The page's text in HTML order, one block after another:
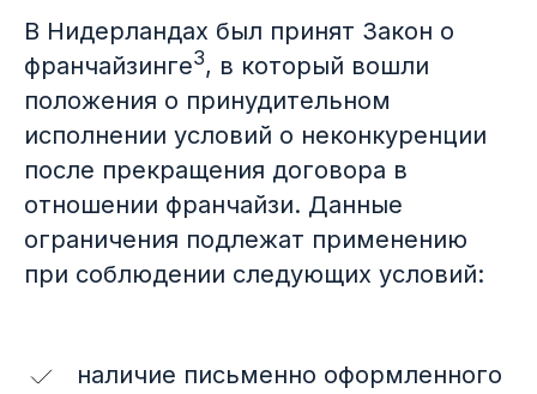
В Нидерландах был принят Закон о
франчайзинге3, в который вошли
положения о принудительном
исполнении условий о неконкуренции
после прекращения договора в
отношении франчайзи. Данные
ограничения подлежат применению
при соблюдении следующих условий:
наличие письменно оформленного